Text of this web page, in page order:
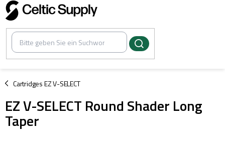
Zum
Inhalt
springen
Cartridges EZ V-SELECT
/
EZ V-SELECT Round Shader Long
Taper